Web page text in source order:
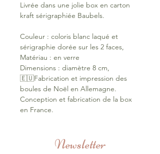
Livrée dans une jolie box en carton
kraft sérigraphiée Baubels.
Couleur : coloris blanc laqué et
sérigraphie dorée sur les 2 faces,
Matériau : en verre
Dimensions : diamètre 8 cm,
🇪🇺Fabrication et impression des
boules de Noël en Allemagne.
Conception et fabrication de la box
en France.
Newsletter